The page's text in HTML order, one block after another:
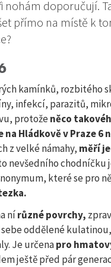
nohám doporučují.
přímo na místě k
kamínků, rozbitého
infekcí, parazitů,
protoženěco
na Hládkově v Praze 6
z velké námahy, měří
nevšedního chodníčku
které se pro
nírůzné povrchy,
oddělené
Je určenapro
ještě před pár